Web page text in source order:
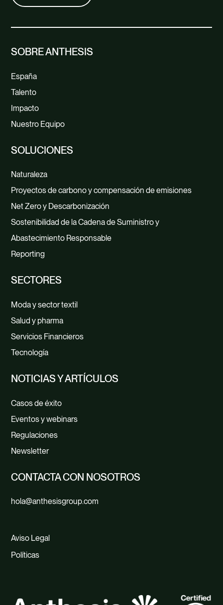
SOBRE ANTHESIS
España
Talento
Impacto
Nuestro Equipo
SOLUCIONES
Naturaleza
Proyectos de carbono y compensación de emisiones
Net Zero y Descarbonización
Sostenibilidad de la Cadena de Suministro y
Abastecimiento Responsable
Reporting
SECTORES
Moda y sector textil
Salud y pharma
Servicios Financieros
Tecnología
NOTICIAS Y ARTÍCULOS
Casos de éxito
Eventos y webinars
Regulaciones
Newsletter
CONTACTA CON NOSOTROS
hola@anthesisgroup.com
Aviso Legal
Políticas